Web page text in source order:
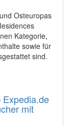
Osteuropas
Kategorie,
sowie für
sind.
mit